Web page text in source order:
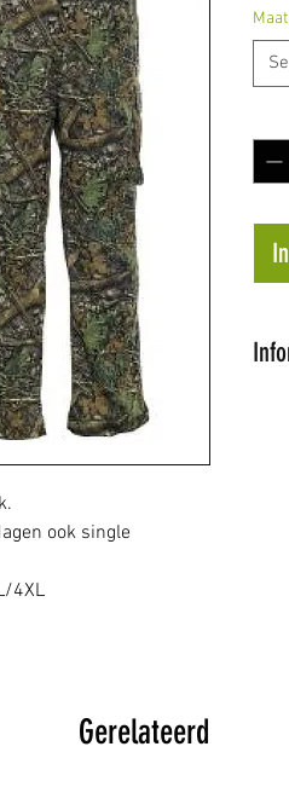
ook single
4XL
Maat
Gerelateerd